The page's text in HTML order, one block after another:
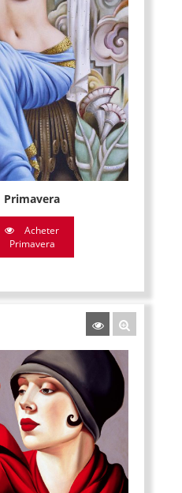
Primavera
Acheter
Primavera